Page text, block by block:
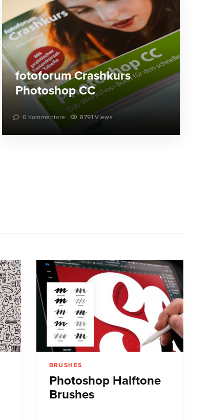
fotoforum Crashkurs
Photoshop CC
0 Kommentare 8791 Views
BRUSHES
Photoshop Halftone
Brushes